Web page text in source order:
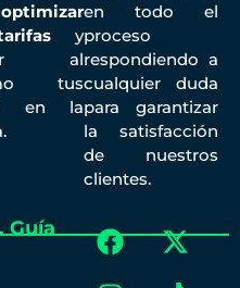
optimizar
y
al
tus
en la
en todo el
proceso
respondiendo a
cualquier duda
para garantizar
la satisfacción
de nuestros
clientes.
Guía